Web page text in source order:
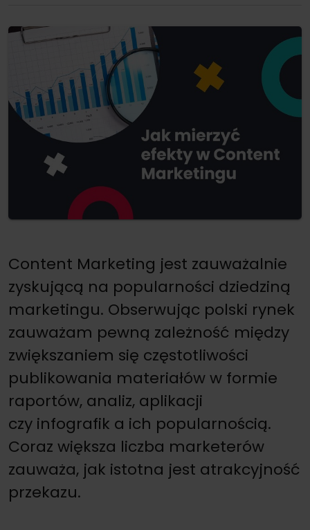
Content Marketing jest zauważalnie
zyskującą na popularności dziedziną
marketingu. Obserwując polski rynek
zauważam pewną zależność między
zwiększaniem się częstotliwości
publikowania materiałów w formie
raportów, analiz, aplikacji
czy infografik a ich popularnością.
Coraz większa liczba marketerów
zauważa, jak istotna jest atrakcyjność
przekazu.